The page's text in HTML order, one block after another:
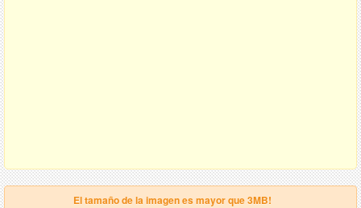
El tamaño de la imagen es mayor que 3MB!